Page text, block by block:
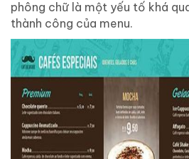
phông chữ là một yếu tố khá
thành công của menu.